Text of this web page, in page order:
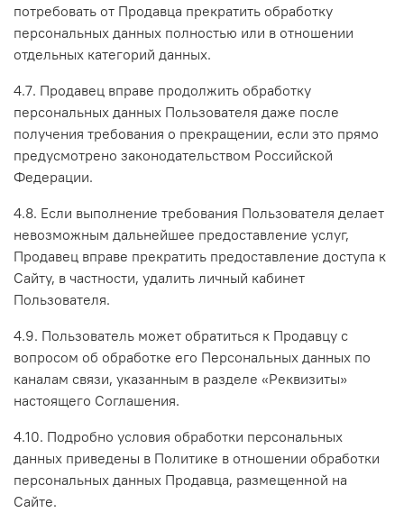
потребовать от Продавца прекратить обработку
персональных данных полностью или в отношении
отдельных категорий данных.
4.7. Продавец вправе продолжить обработку
персональных данных Пользователя даже после
получения требования о прекращении, если это прямо
предусмотрено законодательством Российской
Федерации.
4.8. Если выполнение требования Пользователя делает
невозможным дальнейшее предоставление услуг,
Продавец вправе прекратить предоставление доступа к
Сайту, в частности, удалить личный кабинет
Пользователя.
4.9. Пользователь может обратиться к Продавцу с
вопросом об обработке его Персональных данных по
каналам связи, указанным в разделе «Реквизиты»
настоящего Соглашения.
4.10. Подробно условия обработки персональных
данных приведены в Политике в отношении обработки
персональных данных Продавца, размещенной на
Сайте.